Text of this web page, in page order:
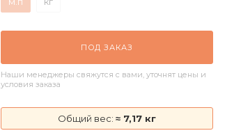
ПОД ЗАКАЗ
Наши менеджеры свяжутся с вами, уточнят цены и
условия заказа
Общий вес: ≈ 7,17 кг